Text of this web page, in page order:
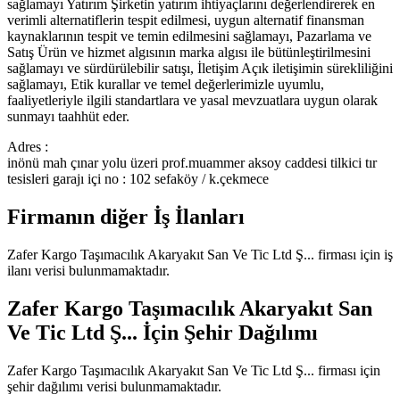
sağlamayı Yatırım Şirketin yatırım ihtiyaçlarını değerlendirerek en
verimli alternatiflerin tespit edilmesi, uygun alternatif finansman
kaynaklarının tespit ve temin edilmesini sağlamayı, Pazarlama ve
Satış Ürün ve hizmet algısının marka algısı ile bütünleştirilmesini
sağlamayı ve sürdürülebilir satışı, İletişim Açık iletişimin sürekliliğini
sağlamayı, Etik kurallar ve temel değerlerimizle uyumlu,
faaliyetleriyle ilgili standartlara ve yasal mevzuatlara uygun olarak
sunmayı taahhüt eder.
Adres :
inönü mah çınar yolu üzeri prof.muammer aksoy caddesi tilkici tır
tesisleri garajı içi no : 102 sefaköy / k.çekmece
Firmanın diğer İş İlanları
Zafer Kargo Taşımacılık Akaryakıt San Ve Tic Ltd Ş... firması için iş
ilanı verisi bulunmamaktadır.
Zafer Kargo Taşımacılık Akaryakıt San
Ve Tic Ltd Ş... İçin Şehir Dağılımı
Zafer Kargo Taşımacılık Akaryakıt San Ve Tic Ltd Ş... firması için
şehir dağılımı verisi bulunmamaktadır.